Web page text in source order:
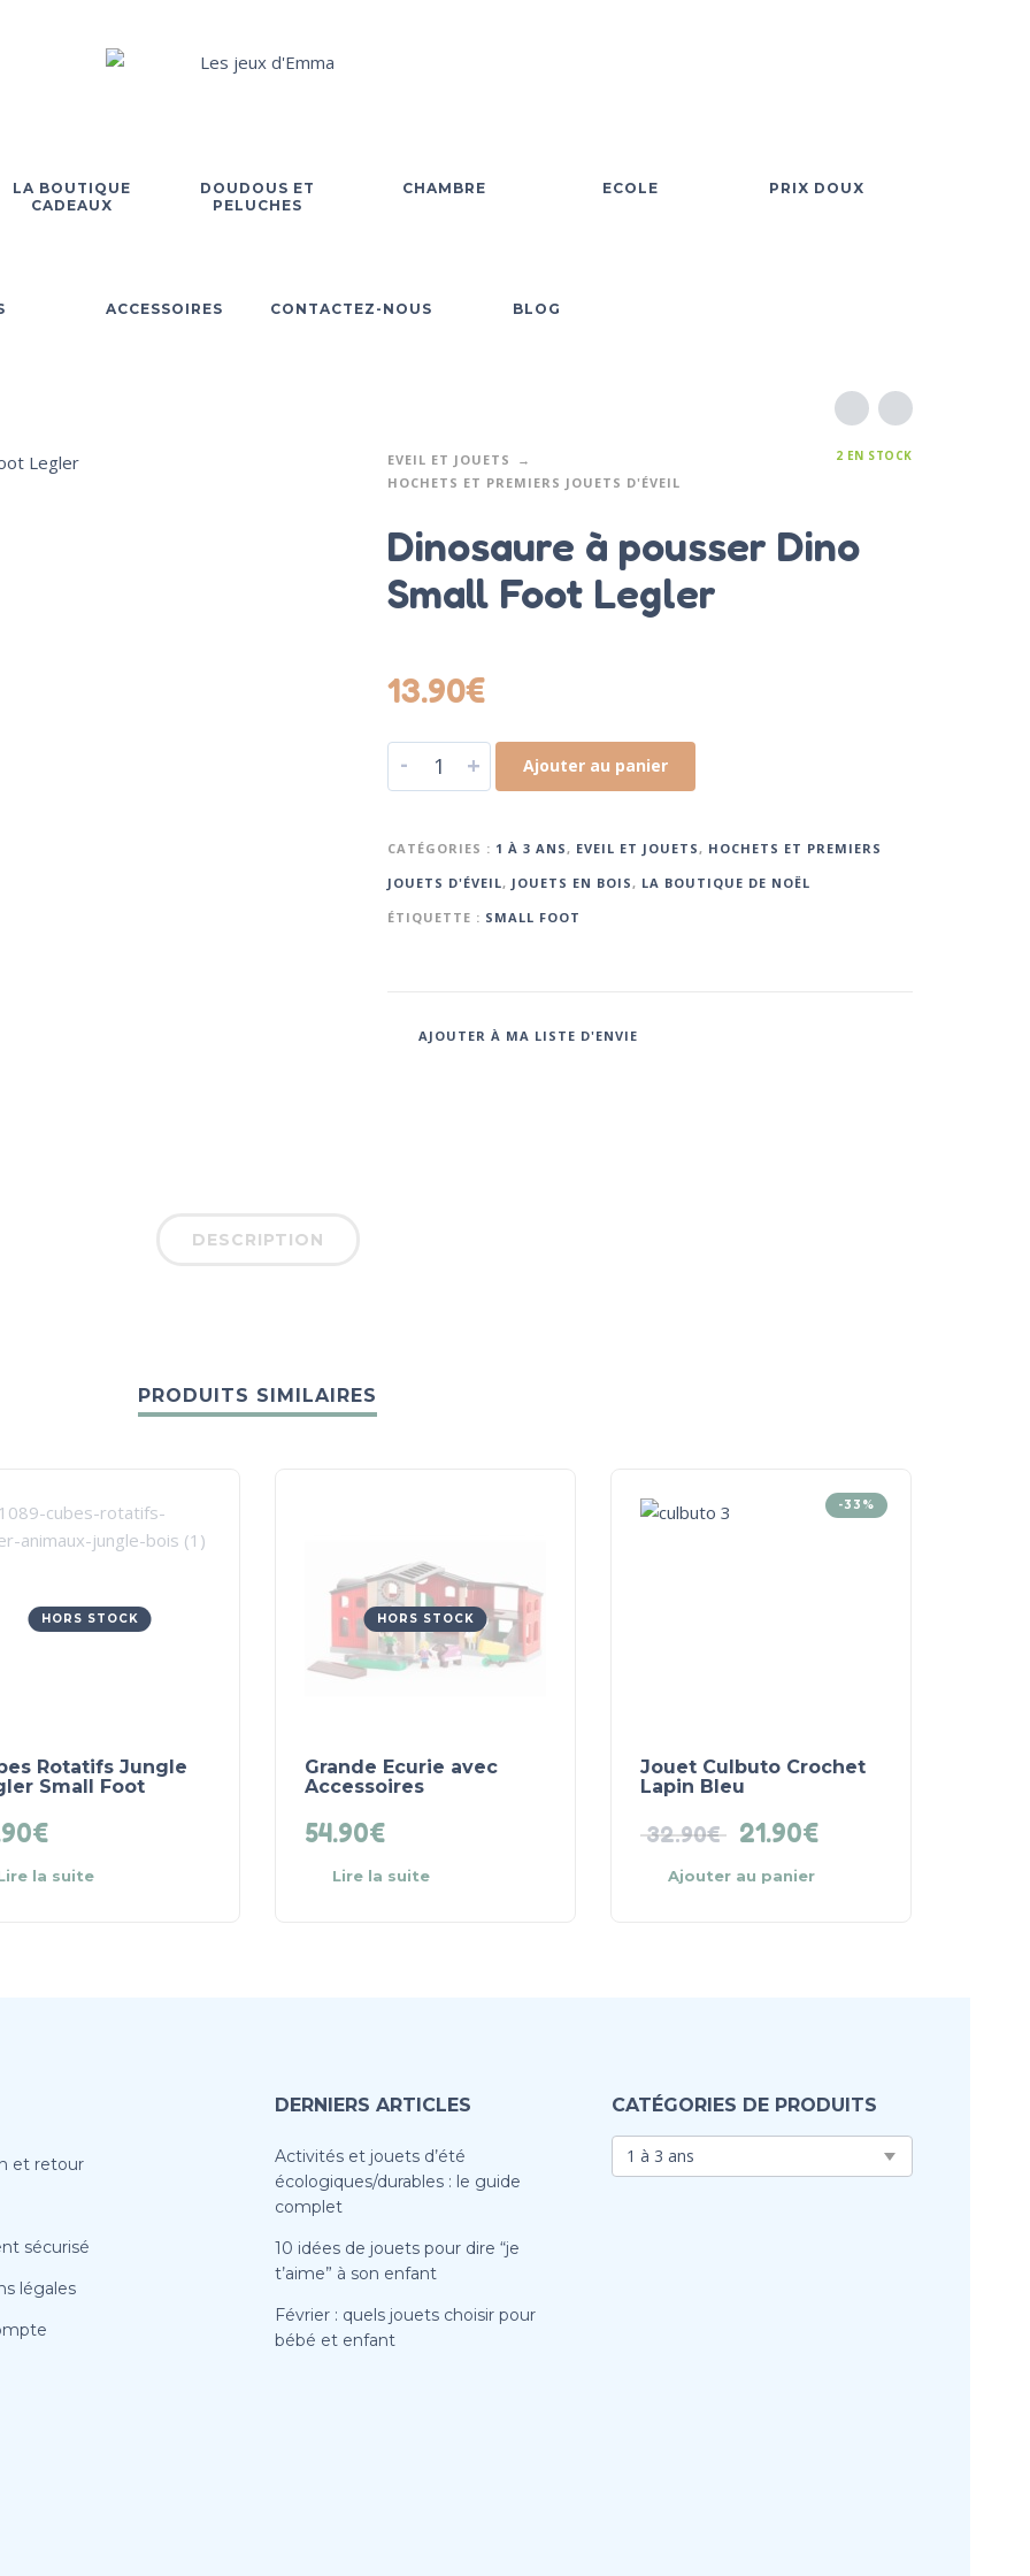
LA BOUTIQUE
CADEAUX
DOUDOUS ET
PELUCHES
CHAMBRE ECOLE PRIX DOUX
ACCESSOIRES CONTACTEZ-NOUS BLOG
EVEIL ET JOUETS
HOCHETS ET PREMIERS JOUETS D'ÉVEIL
2 EN STOCK
Dinosaure à pousser Dino
Small Foot Legler
13.90€
- + Ajouter au panier
CATÉGORIES : 1 À 3 ANS, EVEIL ET JOUETS, HOCHETS ET PREMIERS
JOUETS D'ÉVEIL, JOUETS EN BOIS, LA BOUTIQUE DE NOËL
ÉTIQUETTE : SMALL FOOT
AJOUTER À MA LISTE D'ENVIE
DESCRIPTION
PRODUITS SIMILAIRES
HORS STOCK
Rotatifs Jungle
Small Foot
€
la suite
HORS STOCK
Grande Ecurie avec
Accessoires
54.90€
Lire la suite
-33%
Jouet Culbuto Crochet
Lapin Bleu
32.90€ 21.90€
Ajouter au panier
et retour
sécurisé
légales
DERNIERS ARTICLES
Activités et jouets d’été
écologiques/durables : le guide
complet
10 idées de jouets pour dire “je
t’aime” à son enfant
Février : quels jouets choisir pour
bébé et enfant
CATÉGORIES DE PRODUITS